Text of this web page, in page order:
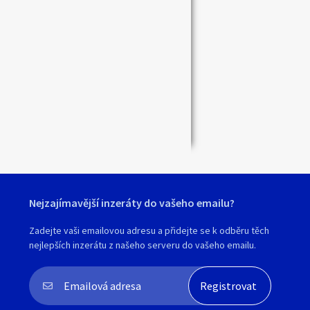
Nejzajímavější inzeráty do vašeho emailu?
Zadejte vaši emailovou adresu a přidejte se k odběru těch
nejlepších inzerátu z našeho serveru do vašeho emailu.